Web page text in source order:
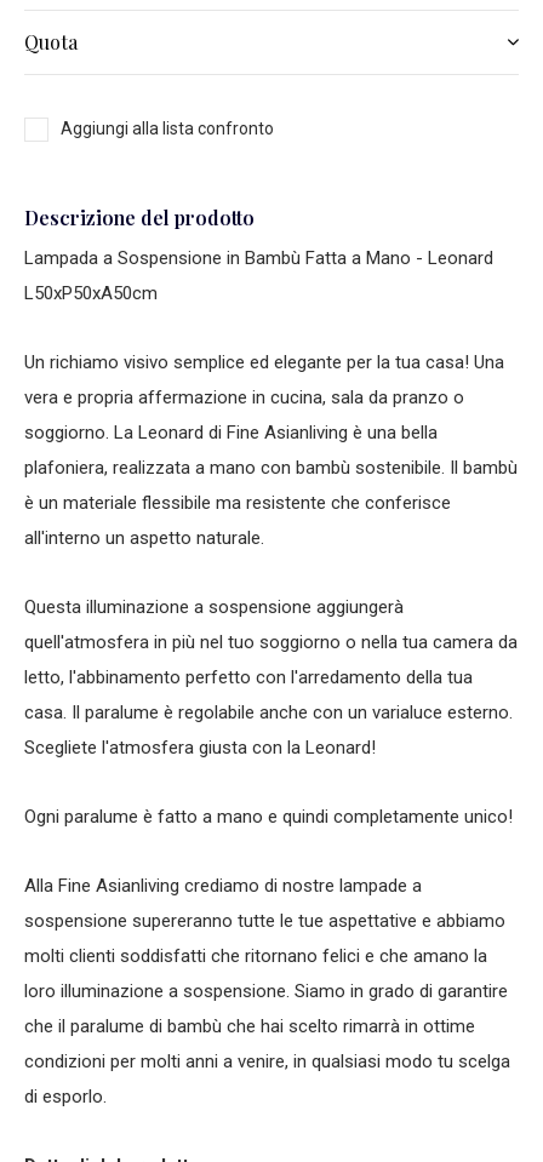
Quota
Aggiungi alla lista confronto
Descrizione del prodotto
Lampada a Sospensione in Bambù Fatta a Mano - Leonard
L50xP50xA50cm
Un richiamo visivo semplice ed elegante per la tua casa! Una
vera e propria affermazione in cucina, sala da pranzo o
soggiorno. La Leonard di Fine Asianliving è una bella
plafoniera, realizzata a mano con bambù sostenibile. Il bambù
è un materiale flessibile ma resistente che conferisce
all'interno un aspetto naturale.
Questa illuminazione a sospensione aggiungerà
quell'atmosfera in più nel tuo soggiorno o nella tua camera da
letto, l'abbinamento perfetto con l'arredamento della tua
casa. Il paralume è regolabile anche con un varialuce esterno.
Scegliete l'atmosfera giusta con la Leonard!
Ogni paralume è fatto a mano e quindi completamente unico!
Alla Fine Asianliving crediamo di nostre lampade a
sospensione supereranno tutte le tue aspettative e abbiamo
molti clienti soddisfatti che ritornano felici e che amano la
loro illuminazione a sospensione. Siamo in grado di garantire
che il paralume di bambù che hai scelto rimarrà in ottime
condizioni per molti anni a venire, in qualsiasi modo tu scelga
di esporlo.